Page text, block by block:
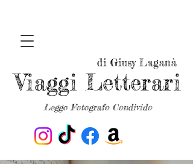
Leggo Fotografo Condivido
Viaggi Letterari
di Giusy Laganà